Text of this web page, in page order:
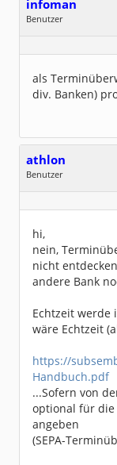
infoman
Benutzer
Dabei seit:
06 /
als
div. Banken)
athlon
Benutzer
Geschlecht:
keine
Dabei seit:
03 /
hi,
nein,
nicht
andere Bank
Echtzeit werde
wäre Echtzeit
https://
Handbuch.pdf
...Sofern von
optional für die
angeben
(SEPA-